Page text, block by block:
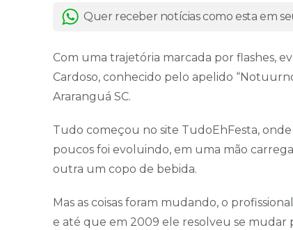
Quer receber notícias como esta em
Com uma trajetória marcada por flashes,
Cardoso, conhecido pelo apelido
Araranguá SC.
Tudo começou no site TudoEhFesta,
poucos foi evoluindo, em uma mão
outra um copo de bebida.
Mas as coisas foram mudando, o
e até que em 2009 ele resolveu se mudar